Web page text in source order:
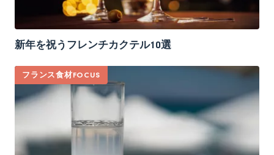
新年を祝うフレンチカクテル10選
フランス食材FOCUS